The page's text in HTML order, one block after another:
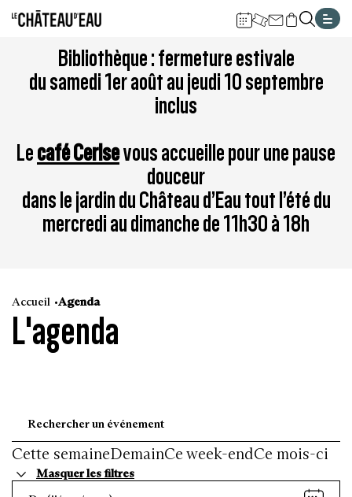
Aller
contenu
Aller
à
la
navigation
à
la
recherche
Aller
au
pied
plan
Bibliothèque : fermeture estivale
du samedi 1er août au jeudi 10 septembre
inclus
Lecafé Cerisevous accueille pour une pause
douceur
dans le jardin du Château d’Eau tout l’été du
mercredi au dimanche de 11h30 à 18h
Accueil Agenda
L'agenda
Cette semaineDemainCe week-endCe mois-ci
Masquer les filtres
Date